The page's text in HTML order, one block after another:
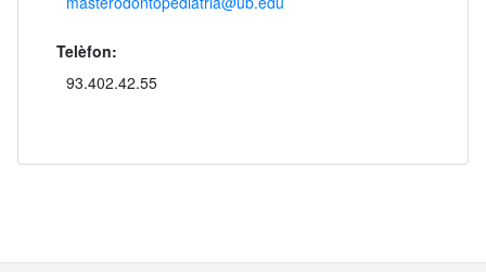
Telèfon:
93.402.42.55